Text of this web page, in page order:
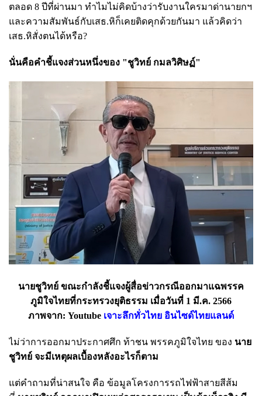
ตลอด 8 ปีที่ผ่านมา ทำไมไม่คิดบ้างว่ารับงานใครมาด่านายกฯ
และความสัมพันธ์กับเสธ.หิก็เคยติดคุกด้วยกันมา แล้วคิดว่า
เสธ.หิสั่งตนได้หรือ?
นั่นคือคำชี้แจงส่วนหนึ่งของ "ชูวิทย์ กมลวิศิษฏ์"
นายชูวิทย์ ขณะกำลังชี้แจงผู้สื่อข่าวกรณีออกมาแฉพรรค
ภูมิใจไทยที่กระทรวงยุติธรรม เมื่อวันที่ 1 มี.ค. 2566
ภาพจาก: Youtube เจาะลึกทั่วไทย อินไซด์ไทยแลนด์
ไม่ว่าการออกมาประกาศศึก ท้าชน พรรคภูมิใจไทย ของ นาย
ชูวิทย์ จะมีเหตุผลเบื้องหลังอะไรก็ตาม
แต่คำถามที่น่าสนใจ คือ ข้อมูลโครงการรถไฟฟ้าสายสีส้ม